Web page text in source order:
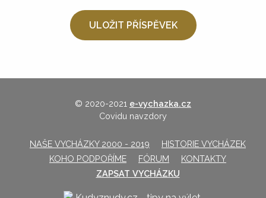
© 2020-2021 e-vychazka.cz
Covidu navzdory
NAŠE VYCHÁZKY 2000 - 2019
HISTORIE VYCHÁZEK
KOHO PODPOŘÍME
FÓRUM
KONTAKTY
ZAPSAT VYCHÁZKU